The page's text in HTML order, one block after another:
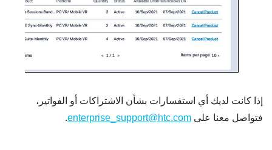
إذا كانت لديك أي استفسارات بشأن الاشتراكات أو الفواتير،
فتواصل معنا على enterprise_support@htc.com
.